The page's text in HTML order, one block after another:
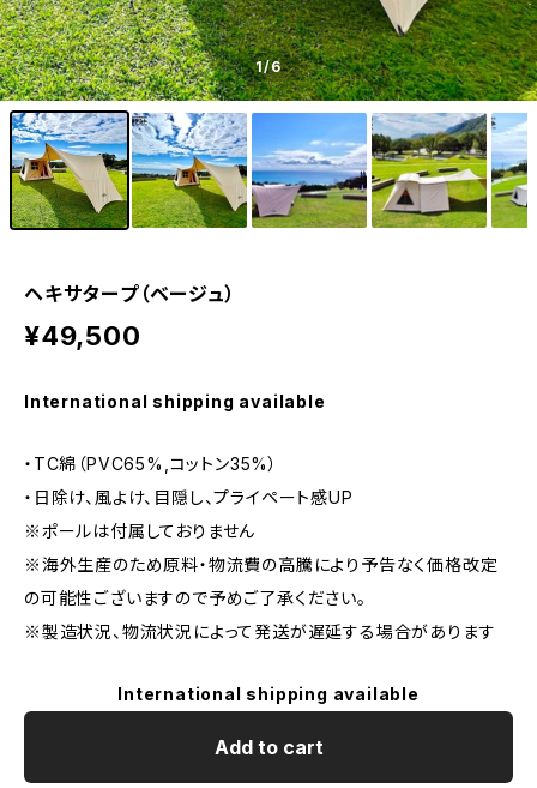
1/6
ヘキサタープ（ベージュ）
¥49,500
International shipping available
・TC綿（PVC65%,コットン35%）
・日除け、風よけ、目隠し、プライペート感UP
※ポールは付属しておりません
※海外生産のため原料・物流費の高騰により予告なく価格改定
の可能性ございますので予めご了承ください。
※製造状況、物流状況によって発送が遅延する場合があります
International shipping available
Add to cart